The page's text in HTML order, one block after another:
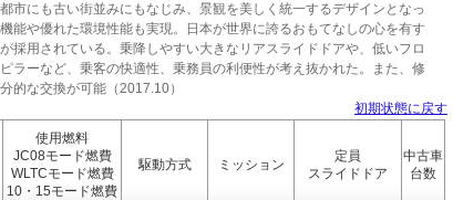
市にも古い街並みにもなじみ、景観を美しく統一するデザインとなっ
能や優れた環境性能も実現。日本が世界に誇るおもてなしの心を有す
採用されている。乗降しやすい大きなリアスライドドアや、低いフロ
ラーなど、乗客の快適性、乗務員の利便性が考え抜かれた。また、修
的な交換が可能（2017.10）
初期状態に戻す
使用燃料
JC08モード燃費
WLTCモード燃費
10・15モード燃費
駆動方式 ミッション
定員
スライドドア
中古車
台数